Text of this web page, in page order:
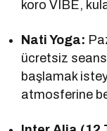
koro VIBE,
Nati Yoga:
ücretsiz
başlamak
atmosferine